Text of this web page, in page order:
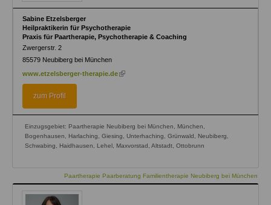
Sabine Etzelsberger
Heilpraktikerin für Psychotherapie
Praxis für Paartherapie, Psychotherapie & Coaching
Zwergerstr. 2
85579 Neubiberg bei München
www.etzelsberger-therapie.de (link
zum Profil
Einzugsgebiet: Paartherapie Neubiberg bei München, München,
Bogenhausen, Harlaching, Giesing, Unterhaching, Grünwald, Neubiberg,
Schwabing, Haidhausen, Lehel, Maxvorstad, Altstadt, Ottobrunn
Paartherapie Paarberatung Familientherapie Neubiberg bei München